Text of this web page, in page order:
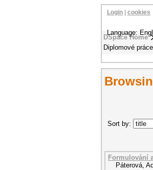
DSpace Home
Diplomové
Login cookies
Language:
Sort by:
Formulování
Páterová,